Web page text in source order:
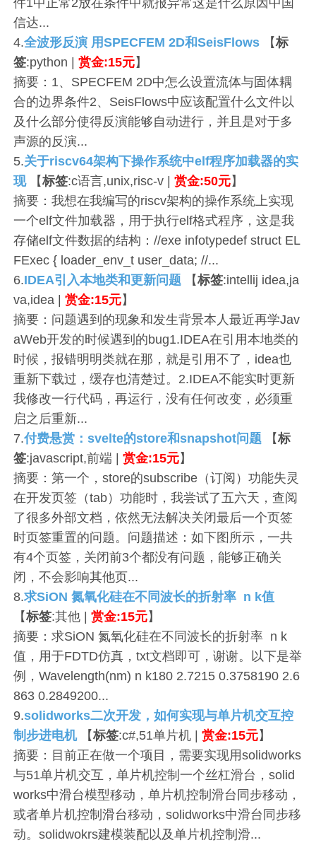
信达...
4.全波形反演 用SPECFEM 2D和SeisFlows 【标
签:python |赏金:15元】
摘要：1、SPECFEM 2D中怎么设置流体与固体耦
合的边界条件2、SeisFlows中应该配置什么文件以
及什么部分使得反演能够自动进行，并且是对于多
声源的反演...
5.关于riscv64架构下操作系统中elf程序加载器的实
现【标签:c语言,unix,risc-v |赏金:50元】
摘要：我想在我编写的riscv架构的操作系统上实现
一个elf文件加载器，用于执行elf格式程序，这是我
存储elf文件数据的结构：//exe infotypedef struct EL
FExec { loader_env_t user_data; //...
6.IDEA引入本地类和更新问题 【标签:intellij idea,ja
va,idea |赏金:15元】
摘要：问题遇到的现象和发生背景本人最近再学Jav
aWeb开发的时候遇到的bug1.IDEA在引用本地类的
时候，报错明明类就在那，就是引用不了，idea也
重新下载过，缓存也清楚过。2.IDEA不能实时更新
我修改一行代码，再运行，没有任何改变，必须重
启之后重新...
7.付费悬赏：svelte的store和snapshot问题 【标
签:javascript,前端 |赏金:15元】
摘要：第一个，store的subscribe（订阅）功能失灵
在开发页签（tab）功能时，我尝试了五六天，查阅
了很多外部文档，依然无法解决关闭最后一个页签
时页签重置的问题。问题描述：如下图所示，一共
有4个页签，关闭前3个都没有问题，能够正确关
闭，不会影响其他页...
8.求SiON 氮氧化硅在不同波长的折射率 n k值
【标签:其他 |赏金:15元】
摘要：​求SiON 氮氧化硅在不同波长的折射率 n k
值，用于FDTD仿真，txt文档即可，谢谢。以下是举
例，Wavelength(nm) n k180 2.7215 0.3758190 2.6
863 0.2849200...
9.solidworks二次开发，如何实现与单片机交互控
制步进电机【标签:c#,51单片机 |赏金:15元】
摘要：目前正在做一个项目，需要实现用solidworks
与51单片机交互，单片机控制一个丝杠滑台，solid
works中滑台模型移动，单片机控制滑台同步移动，
或者单片机控制滑台移动，solidworks中滑台同步移
动。solidwokrs建模装配以及单片机控制滑...